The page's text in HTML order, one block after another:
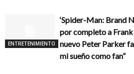
ENTRETENIMIENTO
‘Spider-Man: Brand
por completo a
nuevo Peter Parker
mi sueño como fan”